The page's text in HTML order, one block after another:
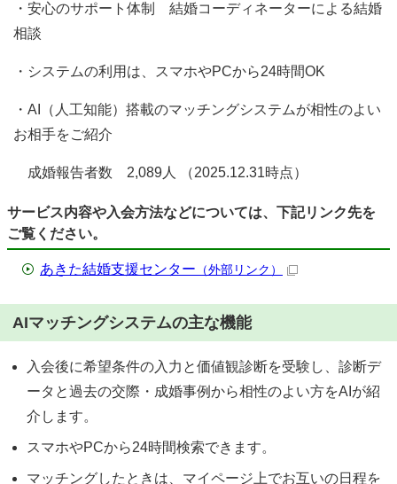
・安心のサポート体制 結婚コーディネーターによる結婚
相談
・システムの利用は、スマホやPCから24時間OK
・AI（人工知能）搭載のマッチングシステムが相性のよい
お相手をご紹介
成婚報告者数 2,089人 （2025.12.31時点）
サービス内容や入会方法などについては、下記リンク先を
ご覧ください。
あきた結婚支援センター （外部リンク）
AIマッチングシステムの主な機能
入会後に希望条件の入力と価値観診断を受験し、診断デ
ータと過去の交際・成婚事例から相性のよい方をAIが紹
介します。
スマホやPCから24時間検索できます。
マッチングしたときは、マイページ上でお互いの日程を